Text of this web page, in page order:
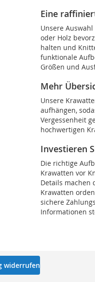
Eine
Unsere
oder Holz
halten und
funktionale
Größen und
Mehr
Unsere
aufhängen,
Vergessenheit
hochwertigen
Investieren
Die richtige
Krawatten vor
Details machen
Krawatten
sichere
Informationen
widerrufen